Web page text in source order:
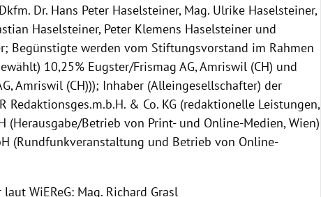
Dr. Hans Peter Haselsteiner, Mag. Ulrike Haselsteiner,
Haselsteiner, Peter Klemens Haselsteiner und
Begünstigte werden vom Stiftungsvorstand im Rahmen
10,25% Eugster/Frismag AG, Amriswil (CH) und
Amriswil (CH))); Inhaber (Alleingesellschafter) der
Redaktionsges.m.b.H. & Co. KG (redaktionelle Leistungen,
(Herausgabe/Betrieb von Print- und Online-Medien, Wien)
(Rundfunkveranstaltung und Betrieb von Online-
WiEReG: Mag. Richard Grasl